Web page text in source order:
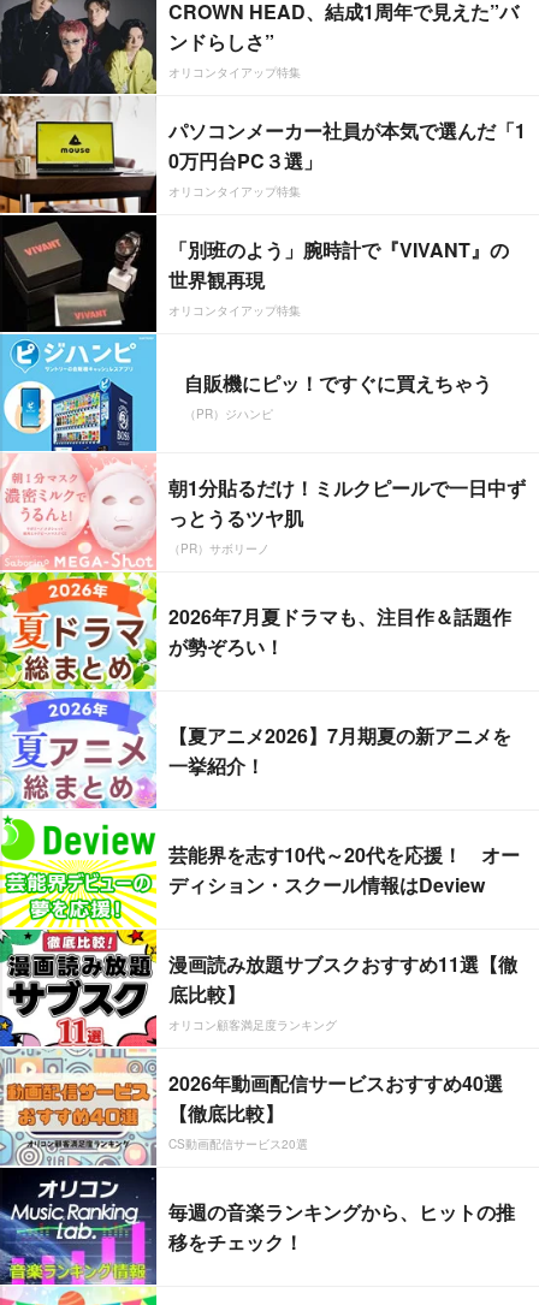
CROWN HEAD、結成1周年で見えた”バ
ンドらしさ”
オリコンタイアップ特集
パソコンメーカー社員が本気で選んだ「1
0万円台PC３選」
オリコンタイアップ特集
「別班のよう」腕時計で『VIVANT』の
世界観再現
オリコンタイアップ特集
自販機にピッ！ですぐに買えちゃう
（PR）ジハンピ
朝1分貼るだけ！ミルクピールで一日中ず
っとうるツヤ肌
（PR）サボリーノ
2026年7月夏ドラマも、注目作＆話題作
が勢ぞろい！
【夏アニメ2026】7月期夏の新アニメを
一挙紹介！
芸能界を志す10代～20代を応援！ オー
ディション・スクール情報はDeview
漫画読み放題サブスクおすすめ11選【徹
底比較】
オリコン顧客満足度ランキング
2026年動画配信サービスおすすめ40選
【徹底比較】
CS動画配信サービス20選
毎週の音楽ランキングから、ヒットの推
移をチェック！